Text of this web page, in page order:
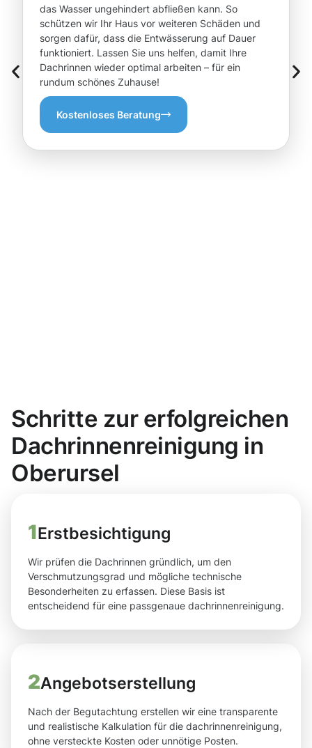
das Wasser ungehindert abfließen kann. So
schützen wir Ihr Haus vor weiteren Schäden und
sorgen dafür, dass die Entwässerung auf Dauer
funktioniert. Lassen Sie uns helfen, damit Ihre
Dachrinnen wieder optimal arbeiten – für ein
rundum schönes Zuhause!
Kostenloses Beratung
Schritte zur erfolgreichen
Dachrinnenreinigung in
Oberursel
1Erstbesichtigung
Wir prüfen die Dachrinnen gründlich, um den
Verschmutzungsgrad und mögliche technische
Besonderheiten zu erfassen. Diese Basis ist
entscheidend für eine passgenaue dachrinnenreinigung.
2Angebotserstellung
Nach der Begutachtung erstellen wir eine transparente
und realistische Kalkulation für die dachrinnenreinigung,
ohne versteckte Kosten oder unnötige Posten.